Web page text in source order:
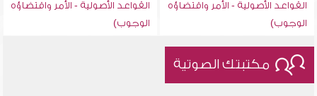
القواعد الأصولية - الأمر واقتضاؤه
الوجوب)
القواعد الأصولية - الأمر واقتضاؤه
الوجوب)
مكتبتك الصوتية